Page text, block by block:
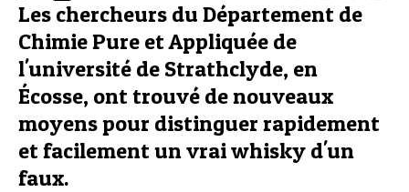
Les chercheurs du Département de
Chimie Pure et Appliquée de
l'université de Strathclyde, en
Écosse, ont trouvé de nouveaux
moyens pour distinguer rapidement
et facilement un vrai whisky d'un
faux.